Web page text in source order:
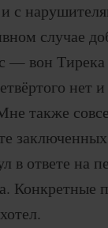
с
случае
— вон
нет
также
в ответе на
Конкретные